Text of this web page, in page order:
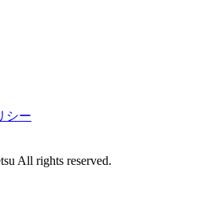
シー
All rights reserved.